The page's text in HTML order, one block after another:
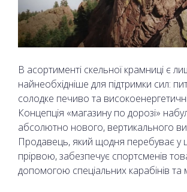
В асортименті скельної крамниці є
найнеобхідніше для підтримки сил:
солодке печиво та
Концепція «магазину по дорозі»
абсолютно нового, вертикального
Продавець, який щодня перебуває у
прірвою, забезпечує спортсменів
допомогою спеціальних карабінів та